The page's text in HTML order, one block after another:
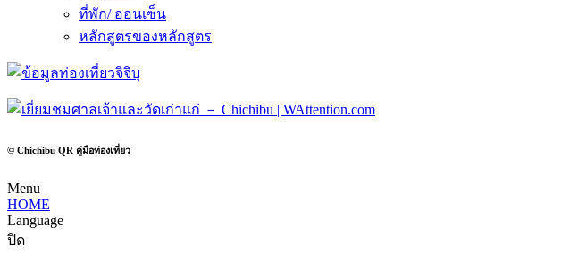
ที่พัก/ ออนเซ็น
หลักสูตรของหลักสูตร
© Chichibu QR คู่มือท่องเที่ยว
Menu
HOME
Language
ปิด